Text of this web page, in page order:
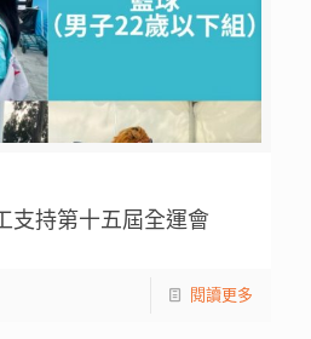
支持第十五屆全運會
閱讀更多